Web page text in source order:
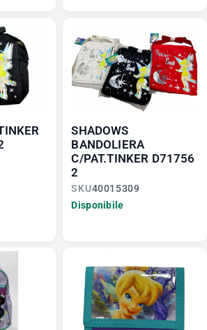
SHADOWS
BANDOLIERA
C/PAT.TINKER D71756
2
SKU40015309
Disponibile